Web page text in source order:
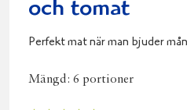
och tomat
Perfekt mat när man bjuder
Mängd: 6 portioner